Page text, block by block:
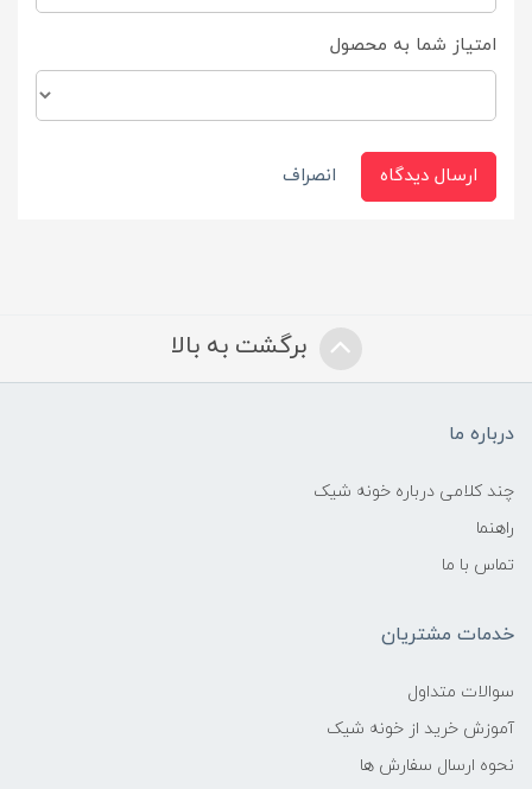
امتیاز شما به محصول
ارسال دیدگاه انصراف
برگشت به بالا
درباره ما
چند کلامی درباره خونه شیک
راهنما
تماس با ما
خدمات مشتریان
سوالات متداول
آموزش خرید از خونه شیک
نحوه ارسال سفارش ها